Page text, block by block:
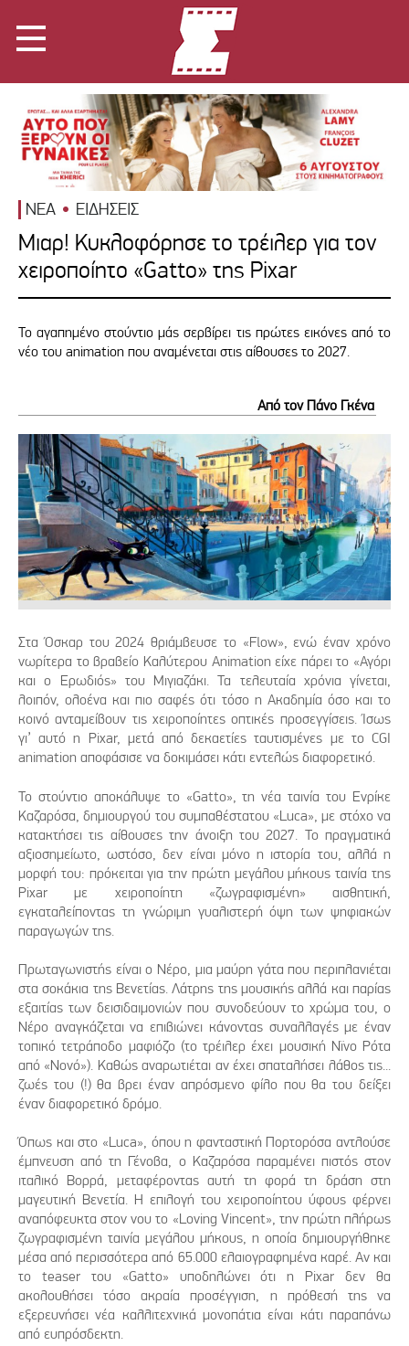
ΝΕΑ ΕΙΔΗΣΕΙΣ
Mιαρ! Κυκλοφόρησε το τρέιλερ για τον
χειροποίητο «Gatto» της Pixar
Το αγαπημένο στούντιο μάς σερβίρει τις πρώτες εικόνες από το
νέο του animation που αναμένεται στις αίθουσες το 2027.
Από τον Πάνο Γκένα
Στα Όσκαρ του 2024 θριάμβευσε το «Flow», ενώ έναν χρόνο
νωρίτερα το βραβείο Καλύτερου Animation είχε πάρει το «Αγόρι
και ο Ερωδιός» του Μιγιαζάκι. Τα τελευταία χρόνια γίνεται,
λοιπόν, ολοένα και πιο σαφές ότι τόσο η Ακαδημία όσο και το
κοινό ανταμείβουν τις χειροποίητες οπτικές προσεγγίσεις. Ίσως
γι’ αυτό η Pixar, μετά από δεκαετίες ταυτισμένες με το CGI
animation αποφάσισε να δοκιμάσει κάτι εντελώς διαφορετικό.
Το στούντιο αποκάλυψε το «Gatto», τη νέα ταινία του Ενρίκε
Καζαρόσα, δημιουργού του συμπαθέστατου «Luca», με στόχο να
κατακτήσει τις αίθουσες την άνοιξη του 2027. Το πραγματικά
αξιοσημείωτο, ωστόσο, δεν είναι μόνο η ιστορία του, αλλά η
μορφή του: πρόκειται για την πρώτη μεγάλου μήκους ταινία της
Pixar με χειροποίητη «ζωγραφισμένη» αισθητική,
εγκαταλείποντας τη γνώριμη γυαλιστερή όψη των ψηφιακών
παραγωγών της.
Πρωταγωνιστής είναι ο Νέρο, μια μαύρη γάτα που περιπλανιέται
στα σοκάκια της Βενετίας. Λάτρης της μουσικής αλλά και παρίας
εξαιτίας των δεισιδαιμονιών που συνοδεύουν το χρώμα του, ο
Νέρο αναγκάζεται να επιβιώνει κάνοντας συναλλαγές με έναν
τοπικό τετράποδο μαφιόζο (το τρέιλερ έχει μουσική Νϊνο Ρότα
από «Νονό»). Καθώς αναρωτιέται αν έχει σπαταλήσει λάθος τις...
ζωές του (!) θα βρει έναν απρόσμενο φίλο που θα του δείξει
έναν διαφορετικό δρόμο.
Όπως και στο «Luca», όπου η φανταστική Πορτορόσα αντλούσε
έμπνευση από τη Γένοβα, ο Καζαρόσα παραμένει πιστός στον
ιταλικό Βορρά, μεταφέροντας αυτή τη φορά τη δράση στη
μαγευτική Βενετία. Η επιλογή του χειροποίητου ύφους φέρνει
αναπόφευκτα στον νου το «Loving Vincent», την πρώτη πλήρως
ζωγραφισμένη ταινία μεγάλου μήκους, η οποία δημιουργήθηκε
μέσα από περισσότερα από 65.000 ελαιογραφημένα καρέ. Αν και
το teaser του «Gatto» υποδηλώνει ότι η Pixar δεν θα
ακολουθήσει τόσο ακραία προσέγγιση, η πρόθεσή της να
εξερευνήσει νέα καλλιτεχνικά μονοπάτια είναι κάτι παραπάνω
από ευπρόσδεκτη.